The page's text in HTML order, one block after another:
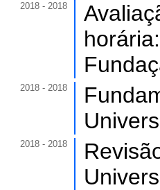
2018 - 2018
2018 - 2018
2018 - 2018